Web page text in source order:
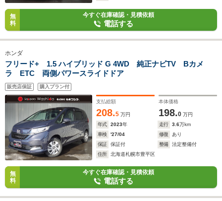
無
料
今すぐ在庫確認・見積依頼
電話する
ホンダ
フリード+ 1.5 ハイブリッド G 4WD 純正ナビTV Bカメ
ラ ETC 両側パワースライドドア
販売店保証 購入プラン付
支払総額
208.5 万円
本体価格
198.0 万円
年式
2023年 走行 3.6万km
車検
'27/04 修復
あり
保証
保証付 整備
法定整備付
住所
北海道札幌市豊平区
無
料
今すぐ在庫確認・見積依頼
電話する